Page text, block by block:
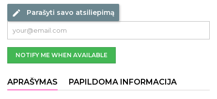
edit Parašyti savo atsiliepimą
NOTIFY ME WHEN AVAILABLE
APRAŠYMAS PAPILDOMA INFORMACIJA